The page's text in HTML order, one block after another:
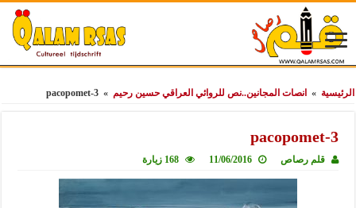
الرئيسية » انصات المجانين..نص للروائي العراقي حسين رحيم »
pacopomet-3
pacopomet-3
قلم رصاص 11/06/2016 168 زيارة